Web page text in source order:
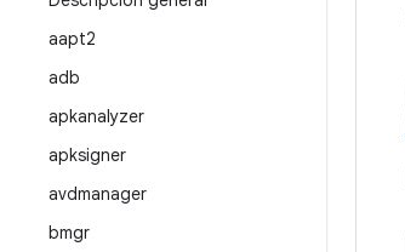
aapt2
adb
apkanalyzer
apksigner
avdmanager
bmgr